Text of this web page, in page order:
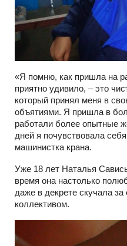
«Я помню, как пришла на
приятно удивило, – это
который принял меня в
объятиями. Я пришла в
работали более опытные
дней я почувствовала
машинистка крана.
Уже 18 лет Наталья
время она настолько
даже в декрете скучала
коллективом.